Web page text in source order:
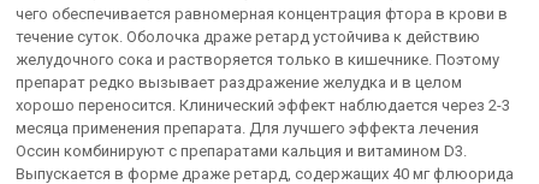
чего обеспечивается равномерная концентрация фтора в крови в
течение суток. Оболочка драже ретард устойчива к действию
желудочного сока и растворяется только в кишечнике. Поэтому
препарат редко вызывает раздражение желудка и в целом
хорошо переносится. Клинический эффект наблюдается через 2-3
месяца применения препарата. Для лучшего эффекта лечения
Оссин комбинируют с препаратами кальция и витамином D3.
Выпускается в форме драже ретард, содержащих 40 мг флюорида